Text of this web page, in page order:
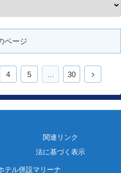
ページ
4 5 … 30
関連リンク
法に基づく表示
テル併設マリーナ